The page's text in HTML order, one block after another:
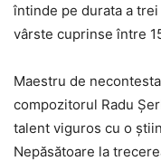
întinde pe durata a
vârste cuprinse între
Maestru de
compozitorul Radu
talent viguros cu o
Nepăsătoare la